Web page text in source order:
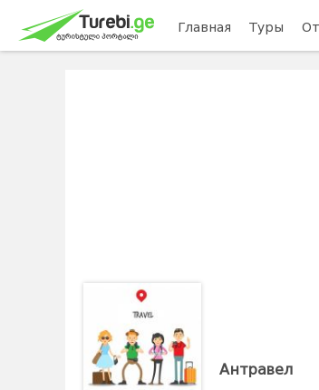
Главная Туры
Антравел